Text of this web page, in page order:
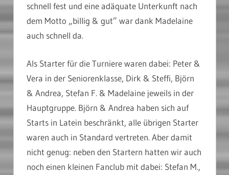
schnell fest und eine adäquate Unterkunft nach
dem Motto „billig & gut” war dank Madelaine
auch schnell da.
Als Starter für die Turniere waren dabei: Peter &
Vera in der Seniorenklasse, Dirk & Steffi, Björn
& Andrea, Stefan F. & Madelaine jeweils in der
Hauptgruppe. Björn & Andrea haben sich auf
Starts in Latein beschränkt, alle übrigen Starter
waren auch in Standard vertreten. Aber damit
nicht genug: neben den Startern hatten wir auch
noch einen kleinen Fanclub mit dabei: Stefan M.,